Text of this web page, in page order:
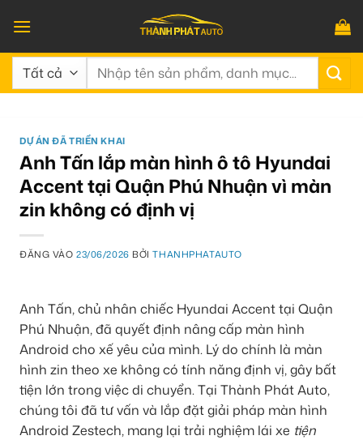
qua
nội
dung
Tìm
DỰ ÁN ĐÃ TRIỂN KHAI
Anh Tấn lắp màn hình ô tô Hyundai
Accent tại Quận Phú Nhuận vì màn
zin không có định vị
ĐĂNG VÀO23/06/2026 BỞITHANHPHATAUTO
Anh Tấn, chủ nhân chiếc Hyundai Accent tại Quận
Phú Nhuận, đã quyết định nâng cấp màn hình
Android cho xế yêu của mình. Lý do chính là màn
hình zin theo xe không có tính năng định vị, gây bất
tiện lớn trong việc di chuyển. Tại Thành Phát Auto,
chúng tôi đã tư vấn và lắp đặt giải pháp màn hình
Android Zestech, mang lại trải nghiệm lái xe tiện